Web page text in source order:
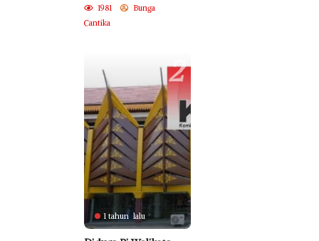
1981
Bunga
Cantika
2
1 tahun lalu